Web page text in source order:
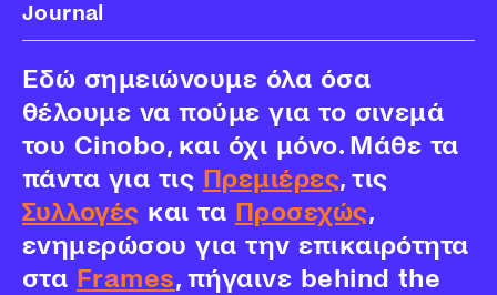
Journal
Εδώ σημειώνουμε όλα όσα
θέλουμε να πούμε για το σινεμά
του Cinobo, και όχι μόνο. Μάθε τα
πάντα για τις Πρεμιέρες, τις
Συλλογές και τα Προσεχώς,
ενημερώσου για την επικαιρότητα
στα Frames, πήγαινε behind the